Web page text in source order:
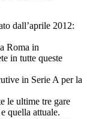
dall’aprile 2012:
Roma in
in tutte queste
in Serie A per la
le ultime tre gare
quella attuale.